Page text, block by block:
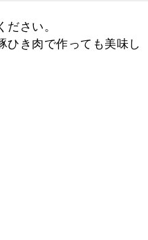
さい。
ひき肉で作っても美味し